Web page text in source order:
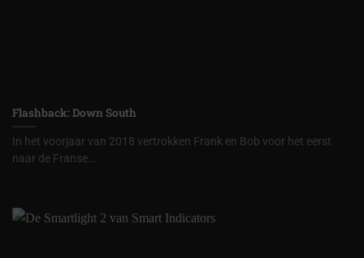
Flashback: Down South
In het voorjaar van 2018 vertrokken Frank en Bob voor het eerst
naar de Franse...